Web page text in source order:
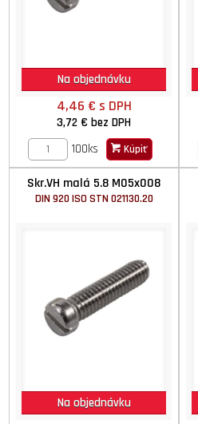
Na objednávku
4,46 € s DPH
3,72 €bez DPH
100ks
Kúpiť
Skr.VH malá 5.8 M05x008
DIN 920 ISO STN 021130.20
Na objednávku